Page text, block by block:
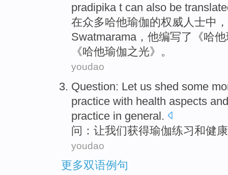
pradipika t can also be
在众多哈他瑜伽的权威 人士中，
Swatmarama ，他编写了《哈
《哈他瑜伽之光》。
youdao
Question: Let us shed some
practice with health aspects
practice in general.
问 ： 让我们获得瑜伽练习和健康
youdao
更多双语例句